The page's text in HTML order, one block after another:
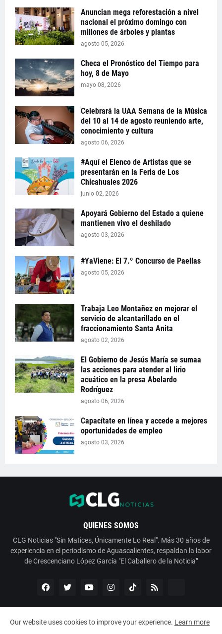
Anuncian mega reforestación a nivel
nacional el próximo domingo con
millones de árboles y plantas
agosto 05, 2026
Checa el Pronóstico del Tiempo para
hoy, 8 de Mayo
mayo 08, 2026
Celebrará la UAA Semana de la Música
del 10 al 14 de agosto reuniendo arte,
conocimiento y cultura
agosto 06, 2026
#Aquí el Elenco de Artistas que se
presentarán en la Feria de Los
Chicahuales 2026
junio 02, 2026
Apoyará Gobierno del Estado a quiene
mantienen vivo el deshilado
agosto 03, 2026
#YaViene: El 7.º Concurso de Paellas
agosto 05, 2026
Trabaja Leo Montañez en mejorar el
servicio de alcantarillado en el
fraccionamiento Santa Anita
agosto 02, 2026
El Gobierno de Jesús María se sumaa
las acciones para atender al lirio
acuático en la presa Abelardo
Rodríguez
agosto 06, 2026
Capacítate en línea y accede a mejores
oportunidades de empleo
agosto 03, 2026
QUIENES SOMOS
CLG Noticias "Sin Matices, Únicamente Lo Real". Más 30 años de
experiencia en el periodismo de Aguascalientes, respaldan la labor
de Crescenciano López García "El Caballero de la Noticia”
ESNoticia con Crescenciano López García
Our website uses cookies to improve your experience. Learn more